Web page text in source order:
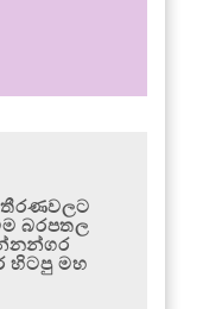
තීරණවලට
බරපතල
හිටපු මහ